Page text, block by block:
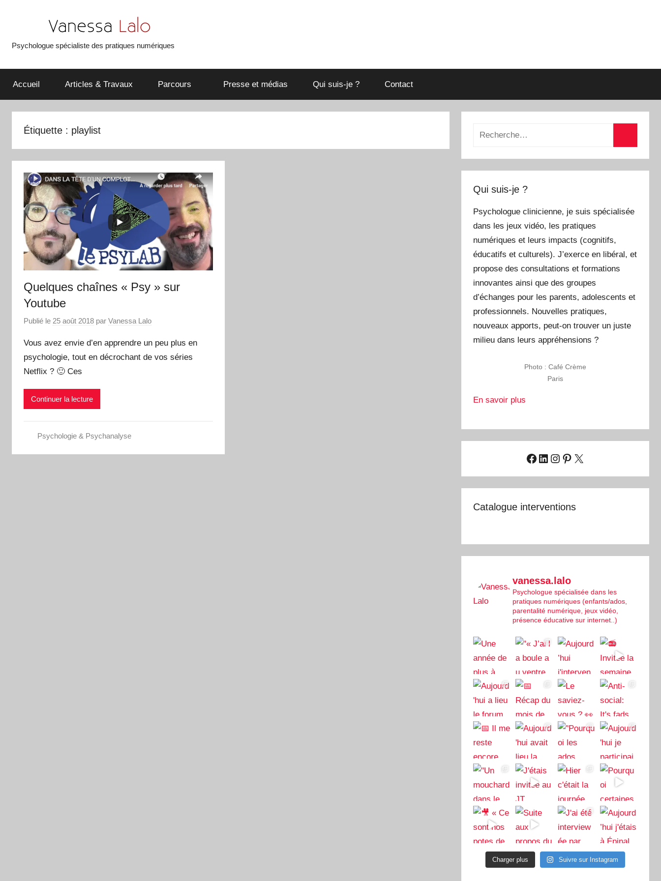
Vanessa
Lalo
Psychologue spécialiste des pratiques numériques
Accueil Articles & Travaux Parcours Presse et médias Qui suis-je ? Contact
Étiquette : playlist
Quelques chaînes « Psy » sur
Youtube
Publié le 25 août 2018 par Vanessa Lalo
Vous avez envie d’en apprendre un peu plus en
psychologie, tout en décrochant de vos séries
Netflix ? 🙂 Ces
Continuer la lecture
Psychologie & Psychanalyse
Recherche
:
Qui suis-je ?
Psychologue clinicienne, je suis spécialisée
dans les jeux vidéo, les pratiques
numériques et leurs impacts (cognitifs,
éducatifs et culturels). J’exerce en libéral, et
propose des consultations et formations
innovantes ainsi que des groupes
d’échanges pour les parents, adolescents et
professionnels. Nouvelles pratiques,
nouveaux apports, peut-on trouver un juste
milieu dans leurs appréhensions ?
Photo : Café Crème
Paris
En savoir plus
Facebook
LinkedIn
Instagram
Pinterest
X
Catalogue interventions
vanessa.lalo
Psychologue spécialisée dans les
pratiques numériques (enfants/ados,
parentalité numérique, jeux vidéo,
présence éducative sur internet..)
Charger plus Suivre sur Instagram